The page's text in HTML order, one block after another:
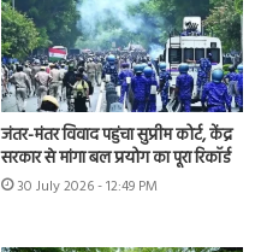
जंतर-मंतर विवाद पहुंचा सुप्रीम कोर्ट, केंद्र
सरकार से मांगा बल प्रयोग का पूरा रिकॉर्ड
30 July 2026 - 12:49 PM